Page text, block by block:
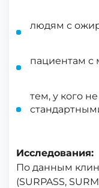
людям с
пациентам с
тем, у кого
Исследования:
По данным
(SURPASS,